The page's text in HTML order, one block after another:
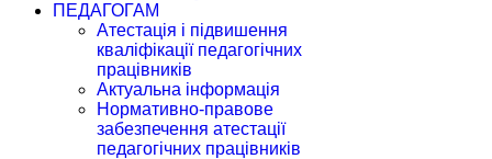
ПЕДАГОГАМ
Атестація і підвишення
кваліфікації педагогічних
працівників
Актуальна інформація
Нормативно-правове
забезпечення атестації
педагогічних працівників